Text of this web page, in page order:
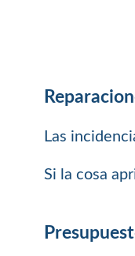
Las
Si la cosa